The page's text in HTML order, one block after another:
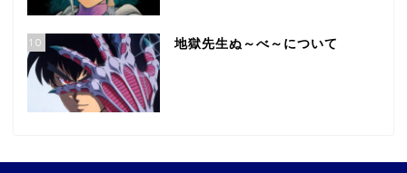
10 地獄先生ぬ～べ～について